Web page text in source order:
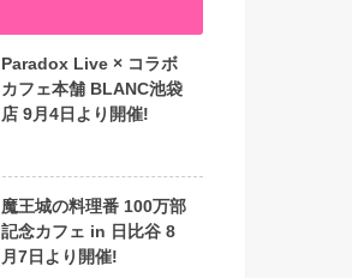
Paradox Live × コラボ
カフェ本舗 BLANC池袋
店 9月4日より開催!
魔王城の料理番 100万部
記念カフェ in 日比谷 8
月7日より開催!